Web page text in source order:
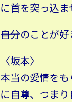
に首を突っ込ま
――自分のことが
〈坂本〉
本当の愛情を
に自尊、つま